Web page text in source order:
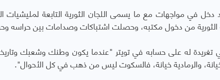
دخل في مواجهات مع ما يسمى اللجان الثورية التابعة
من دخول مكتبه، وحصلت اشتباكات وصدامات بين حراسه
تغريدة له على حسابه في تويتر "عندما يكون وطنك وشعبك
والرمادية خيانة، فالسكوت ليس من ذهب في كل الأحوال".